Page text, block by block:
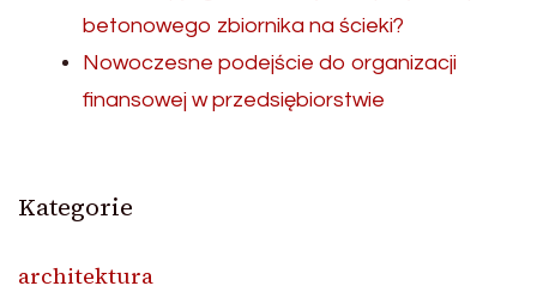
betonowego zbiornika na ścieki?
Nowoczesne podejście do organizacji
finansowej w przedsiębiorstwie
Kategorie
architektura